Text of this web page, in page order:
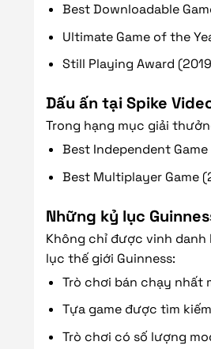
Best Downloadable
Ultimate Game of the
Still Playing Award
Dấu ấn tại Spike
Trong hạng mục giải
Best Independent Game
Best Multiplayer Game
Những kỷ lục
Không chỉ được vinh
lục thế giới Guinness:
Trò chơi bán chạy nhất
Tựa game được tìm
Trò chơi có số lượng